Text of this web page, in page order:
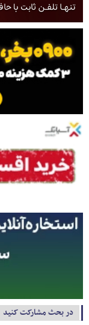
در بحث مشارکت کنید